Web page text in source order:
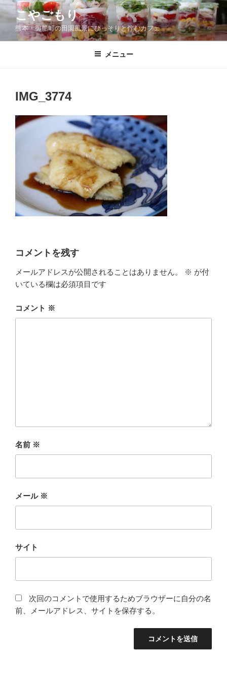
コ
ン
ン
こやごもり
熊本・御船町の田園風景にひっそりと佇むカフェ
メニュー
IMG_3774
コメントを残す
メールアドレスが公開されることはありません。 ※ が付
いている欄は必須項目です
コメント ※
名前 ※
メール ※
サイト
次回のコメントで使用するためブラウザーに自分の名
前、メールアドレス、サイトを保存する。